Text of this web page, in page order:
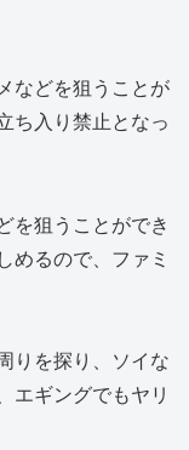
などを狙うことが
ち入り禁止となっ
を狙うことができ
めるので、ファミ
りを探り、ソイな
エギングでもヤリ